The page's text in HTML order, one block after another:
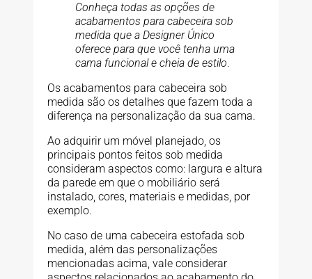
Conheça todas as opções de
acabamentos para cabeceira sob
medida que a Designer Único
oferece para que você tenha uma
cama funcional e cheia de estilo.
Os acabamentos para cabeceira sob
medida são os detalhes que fazem toda a
diferença na personalização da sua cama.
Ao adquirir um móvel planejado, os
principais pontos feitos sob medida
consideram aspectos como: largura e altura
da parede em que o mobiliário será
instalado, cores, materiais e medidas, por
exemplo.
No caso de uma cabeceira estofada sob
medida, além das personalizações
mencionadas acima, vale considerar